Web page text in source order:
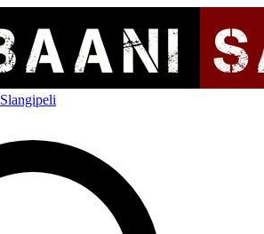
Slangipeli